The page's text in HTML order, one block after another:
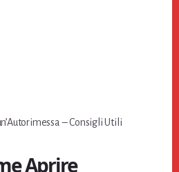
– Consigli Utili
Aprire